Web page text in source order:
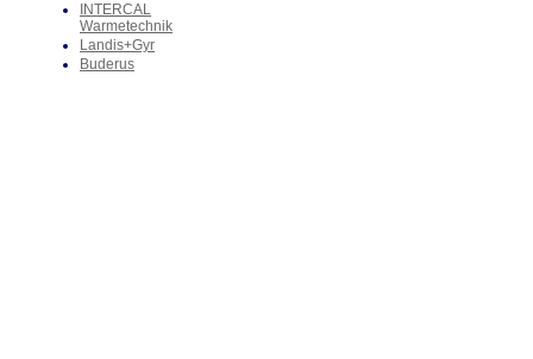
INTERCAL
Warmetechnik
Landis+Gyr
Buderus